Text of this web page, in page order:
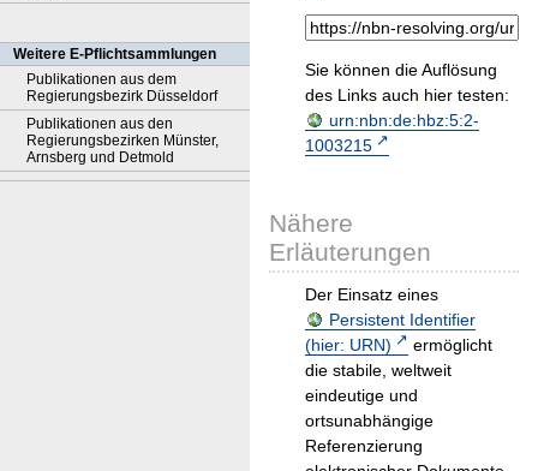
Weitere E-Pflichtsammlungen
Publikationen aus dem
Regierungsbezirk Düsseldorf
Publikationen aus den
Regierungsbezirken Münster,
Arnsberg und Detmold
Sie können die Auflösung
des Links auch hier testen:
urn:nbn:de:hbz:5:2-
1003215
Nähere
Erläuterungen
Der Einsatz eines
Persistent Identifier
(hier: URN)
ermöglicht
die stabile, weltweit
eindeutige und
ortsunabhängige
Referenzierung